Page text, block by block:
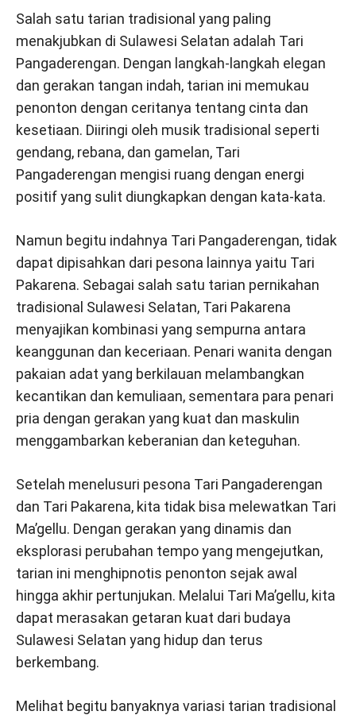
Salah satu tarian tradisional yang paling
menakjubkan di Sulawesi Selatan adalah Tari
Pangaderengan. Dengan langkah-langkah elegan
dan gerakan tangan indah, tarian ini memukau
penonton dengan ceritanya tentang cinta dan
kesetiaan. Diiringi oleh musik tradisional seperti
gendang, rebana, dan gamelan, Tari
Pangaderengan mengisi ruang dengan energi
positif yang sulit diungkapkan dengan kata-kata.
Namun begitu indahnya Tari Pangaderengan, tidak
dapat dipisahkan dari pesona lainnya yaitu Tari
Pakarena. Sebagai salah satu tarian pernikahan
tradisional Sulawesi Selatan, Tari Pakarena
menyajikan kombinasi yang sempurna antara
keanggunan dan keceriaan. Penari wanita dengan
pakaian adat yang berkilauan melambangkan
kecantikan dan kemuliaan, sementara para penari
pria dengan gerakan yang kuat dan maskulin
menggambarkan keberanian dan keteguhan.
Setelah menelusuri pesona Tari Pangaderengan
dan Tari Pakarena, kita tidak bisa melewatkan Tari
Ma’gellu. Dengan gerakan yang dinamis dan
eksplorasi perubahan tempo yang mengejutkan,
tarian ini menghipnotis penonton sejak awal
hingga akhir pertunjukan. Melalui Tari Ma’gellu, kita
dapat merasakan getaran kuat dari budaya
Sulawesi Selatan yang hidup dan terus
berkembang.
Melihat begitu banyaknya variasi tarian tradisional